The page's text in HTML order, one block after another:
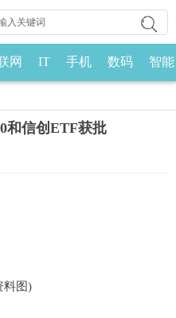
网 IT 手机 数码 智能
和信创ETF获批
料图)